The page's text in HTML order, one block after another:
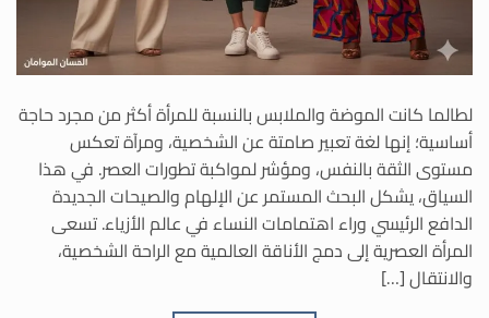
لطالما كانت الموضة والملابس بالنسبة للمرأة أكثر من مجرد حاجة
أساسية؛ إنها لغة تعبير صامتة عن الشخصية، ومرآة تعكس
مستوى الثقة بالنفس، ومؤشر لمواكبة تطورات العصر. في هذا
السياق، يشكل البحث المستمر عن الإلهام والصيحات الجديدة
الدافع الرئيسي وراء اهتمامات النساء في عالم الأزياء. تسعى
المرأة العصرية إلى دمج الأناقة العالمية مع الراحة الشخصية،
والانتقال […]